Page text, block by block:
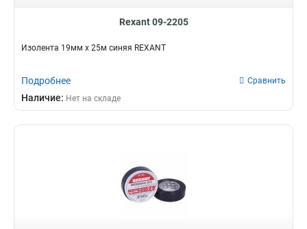
Rexant 09-2205
Изолента 19мм х 25м синяя REXANT
Подробнее Сравнить
Наличие: Нет на складе